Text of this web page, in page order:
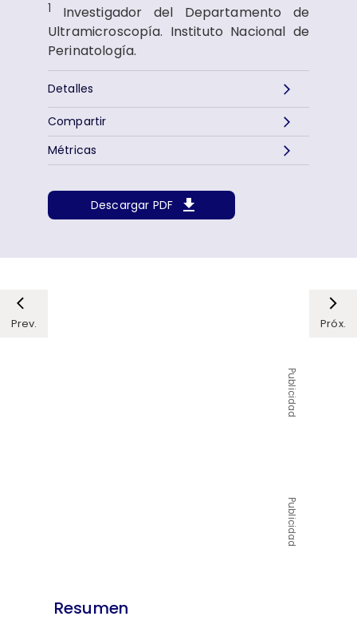
1
Investigador del Departamento de
Ultramicroscopía. Instituto Nacional de
Perinatología.
Detalles
Descargar PDF
Métricas
Compartir
Prev. Próx.
Publicidad
Publicidad
Resumen